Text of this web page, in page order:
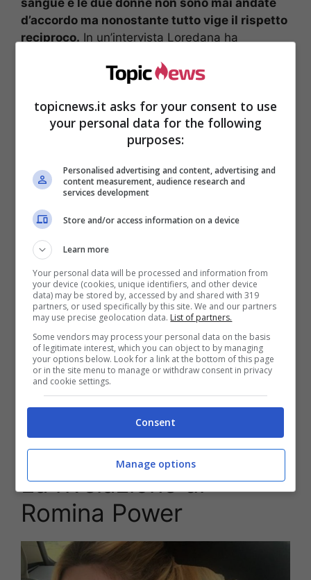
d’accordo ma nonostante tutto vige il rispetto
reciproco. In un’intervista Loredana ha
molto naturale, ho sempre insegnato ai miei figli
parte della vita del padre”- aggiungendo-: “Poi
voglio dire una cosa una volta per tutte:io non
. Tutte queste rivalità, veleni e gli
fantasie, a volte anche divertenti, ma pur
sempre invenzioni”.
Loredana ha deciso di fare una confessione
rilasciando un’intervista pubblica circa la sua
nuova vita.
La rivelazione di
Romina Power
topicnews.it asks for your consent to use
your personal data for the following
purposes:
Personalised advertising and content, advertising and
content measurement, audience research and
services development
Store and/or access information on a device
Learn more
Your personal data will be processed and information from
your device (cookies, unique identifiers, and other device
data) may be stored by, accessed by and shared with 319
partners, or used specifically by this site. We and our partners
may use precise geolocation data. List of partners.
Some vendors may process your personal data on the basis
of legitimate interest, which you can object to by managing
your options below. Look for a link at the bottom of this page
or in the site menu to manage or withdraw consent in privacy
and cookie settings.
Consent
Manage options